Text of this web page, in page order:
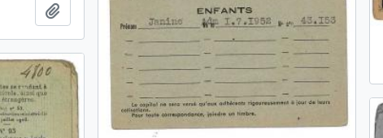
Ajouter au presse-papier